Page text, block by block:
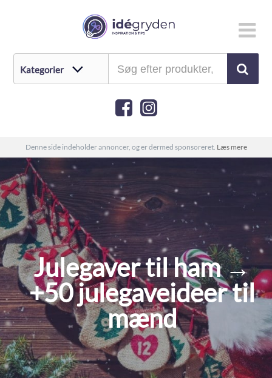
Denne side indeholder annoncer, og er dermed sponsoreret. Læs mere
Julegaver til ham →
+50 julegaveideer til
mænd